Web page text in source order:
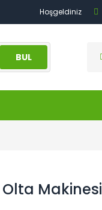
Hoşgeldiniz
BUL
Olta Makinesi